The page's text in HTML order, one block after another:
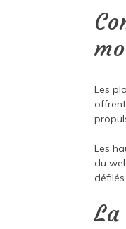
Les
Les
du
défilés.